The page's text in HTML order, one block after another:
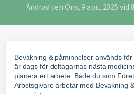
Ändrad den Ons, 9 apr., 2025 vid
Bevakning & påminnelser används
är dags för deltagarnas nästa
planera ert arbete. Både du som
Arbetsgivare arbetar med Bevakning